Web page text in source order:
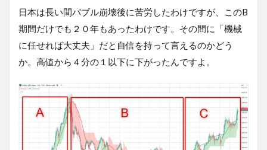
日本は長い間バブル崩壊後に苦労したわけですが、このB
期間だけでも２０年もあったわけです。その間に「機械
に任せれば大丈夫」だと自信を持って言えるのかどう
か。高値から４分の１以下に下がったんですよ。